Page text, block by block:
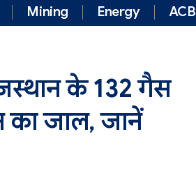
Mining Energy ACB
के 132 गैस
का जाल, जानें